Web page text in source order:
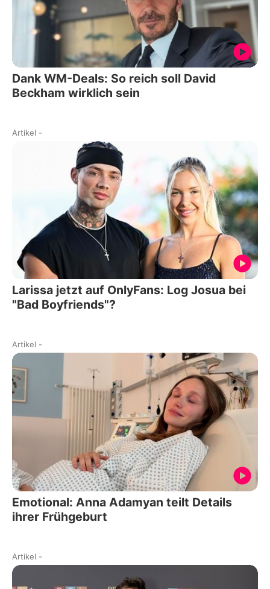
Dank WM-Deals: So reich soll David
Beckham wirklich sein
Artikel -
Larissa jetzt auf OnlyFans: Log Josua bei
"Bad Boyfriends"?
Artikel -
Emotional: Anna Adamyan teilt Details
ihrer Frühgeburt
Artikel -